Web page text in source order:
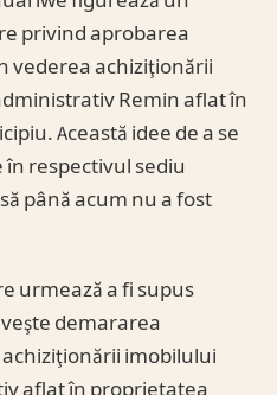
privind aprobarea
vederea achiziţionării
Remin aflat în
Această idee de a se
respectivul sediu
până acum nu a fost
urmează a fi supus
demararea
imobilului